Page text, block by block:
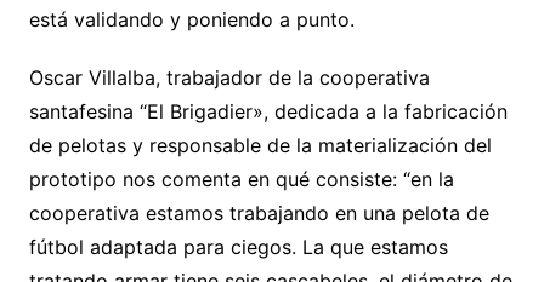
está validando y poniendo a punto.
Oscar Villalba, trabajador de la cooperativa
santafesina “El Brigadier», dedicada a la fabricación
de pelotas y responsable de la materialización del
prototipo nos comenta en qué consiste: “en la
cooperativa estamos trabajando en una pelota de
fútbol adaptada para ciegos. La que estamos